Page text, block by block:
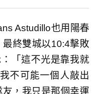
Astudillo也用陽春
終雙城以10:4擊敗
「這不光是靠我就
不可能一個人敲出
，我只是那個幸運